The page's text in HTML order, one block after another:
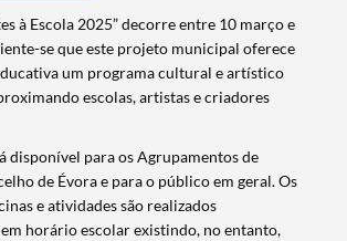
à Escola 2025” decorre entre 10 março e
se que este projeto municipal oferece
um programa cultural e artístico
escolas, artistas e criadores
disponível para os Agrupamentos de
de Évora e para o público em geral. Os
e atividades são realizados
horário escolar existindo, no entanto,